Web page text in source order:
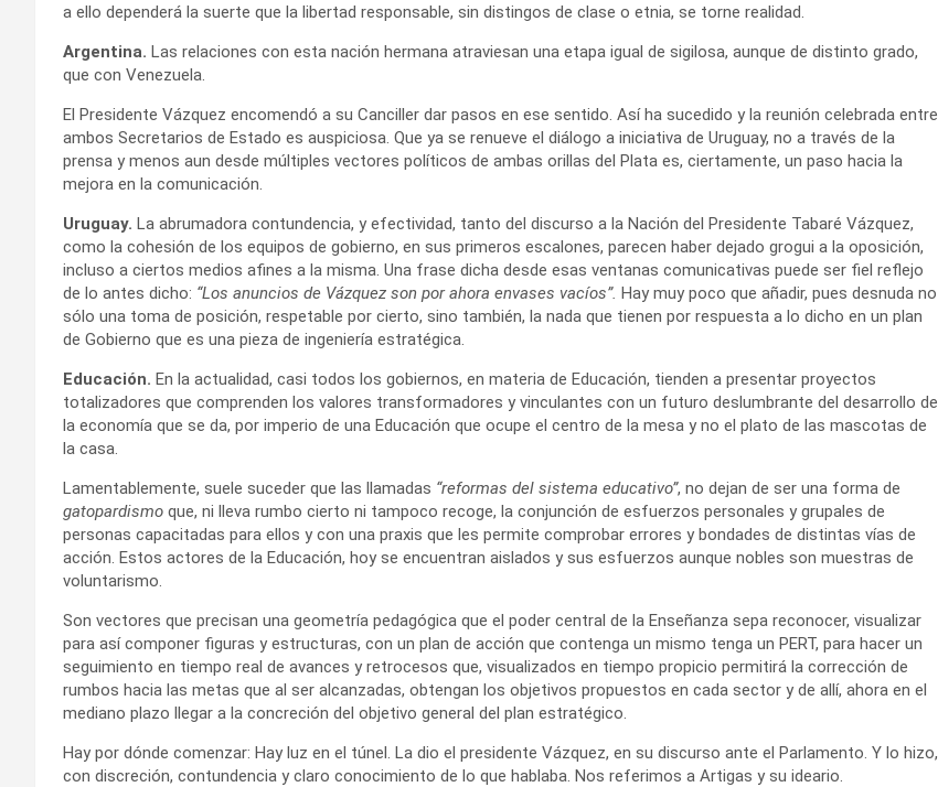
a ello dependerá la suerte que la libertad responsable, sin distingos de clase o etnia, se torne realidad.
Argentina. Las relaciones con esta nación hermana atraviesan una etapa igual de sigilosa, aunque de distinto grado,
que con Venezuela.
El Presidente Vázquez encomendó a su Canciller dar pasos en ese sentido. Así ha sucedido y la reunión celebrada entre
ambos Secretarios de Estado es auspiciosa. Que ya se renueve el diálogo a iniciativa de Uruguay, no a través de la
prensa y menos aun desde múltiples vectores políticos de ambas orillas del Plata es, ciertamente, un paso hacia la
mejora en la comunicación.
Uruguay. La abrumadora contundencia, y efectividad, tanto del discurso a la Nación del Presidente Tabaré Vázquez,
como la cohesión de los equipos de gobierno, en sus primeros escalones, parecen haber dejado grogui a la oposición,
incluso a ciertos medios afines a la misma. Una frase dicha desde esas ventanas comunicativas puede ser fiel reflejo
de lo antes dicho: “Los anuncios de Vázquez son por ahora envases vacíos”. Hay muy poco que añadir, pues desnuda no
sólo una toma de posición, respetable por cierto, sino también, la nada que tienen por respuesta a lo dicho en un plan
de Gobierno que es una pieza de ingeniería estratégica.
Educación. En la actualidad, casi todos los gobiernos, en materia de Educación, tienden a presentar proyectos
totalizadores que comprenden los valores transformadores y vinculantes con un futuro deslumbrante del desarrollo de
la economía que se da, por imperio de una Educación que ocupe el centro de la mesa y no el plato de las mascotas de
la casa.
Lamentablemente, suele suceder que las llamadas “reformas del sistema educativo”, no dejan de ser una forma de
gatopardismo que, ni lleva rumbo cierto ni tampoco recoge, la conjunción de esfuerzos personales y grupales de
personas capacitadas para ellos y con una praxis que les permite comprobar errores y bondades de distintas vías de
acción. Estos actores de la Educación, hoy se encuentran aislados y sus esfuerzos aunque nobles son muestras de
voluntarismo.
Son vectores que precisan una geometría pedagógica que el poder central de la Enseñanza sepa reconocer, visualizar
para así componer figuras y estructuras, con un plan de acción que contenga un mismo tenga un PERT, para hacer un
seguimiento en tiempo real de avances y retrocesos que, visualizados en tiempo propicio permitirá la corrección de
rumbos hacia las metas que al ser alcanzadas, obtengan los objetivos propuestos en cada sector y de allí, ahora en el
mediano plazo llegar a la concreción del objetivo general del plan estratégico.
Hay por dónde comenzar: Hay luz en el túnel. La dio el presidente Vázquez, en su discurso ante el Parlamento. Y lo hizo,
con discreción, contundencia y claro conocimiento de lo que hablaba. Nos referimos a Artigas y su ideario.